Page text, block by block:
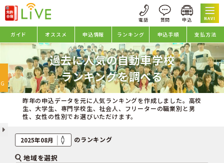
NAVI
ガイド オススメ 申込情報 ランキング 申込手順 支払方法
過去に人気の自動車学校
ランキングを調べる
昨年の申込データを元に人気ランキングを作成しました。高校
生、大学生、専門学校生、社会人、フリーターの職業別と男
性、女性の性別でお選びいただけます。
のランキング
地域を選択